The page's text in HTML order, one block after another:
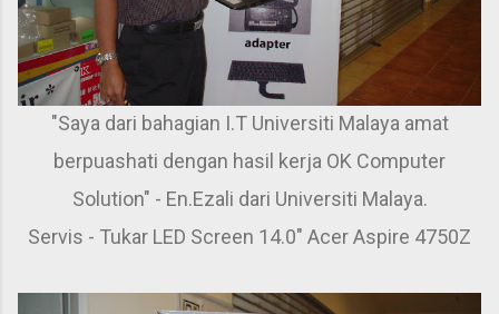
"Saya dari bahagian I.T Universiti Malaya amat
berpuashati dengan hasil kerja OK Computer
Solution" - En.Ezali dari Universiti Malaya.
Servis - Tukar LED Screen 14.0" Acer Aspire 4750Z